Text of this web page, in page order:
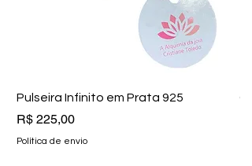
Pulseira Infinito em Prata 925
Preço
R$ 225,00
Política de envio